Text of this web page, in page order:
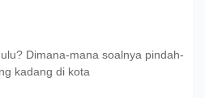
Dimana-mana soalnya pindah-
kadang di kota